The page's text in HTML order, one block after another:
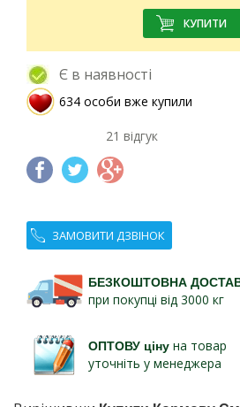
Є в наявності
634 особи вже купили
21 відгук
ЗАМОВИТИ ДЗВІНОК
БЕЗКОШТОВНА
при покупці від 3000 кг
ОПТОВУ ціну на товар
уточніть у менеджера